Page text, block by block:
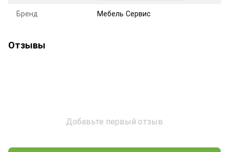
Бренд
Мебель Сервис
Отзывы
Добавьте первый отзыв